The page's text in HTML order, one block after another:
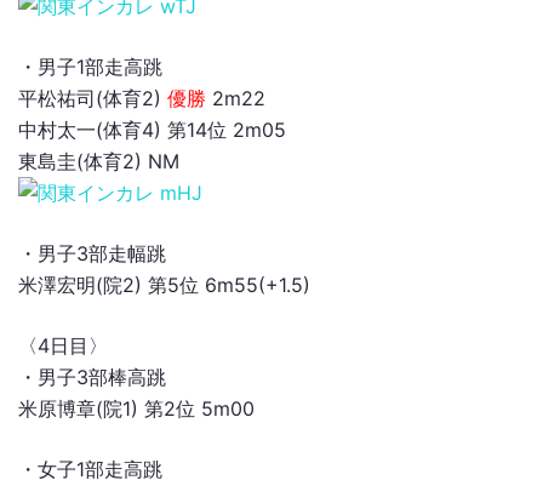
・男子1部走高跳
平松祐司(体育2) 優勝 2m22
中村太一(体育4) 第14位 2m05
東島圭(体育2) NM
・男子3部走幅跳
米澤宏明(院2) 第5位 6m55(+1.5)
〈4日目〉
・男子3部棒高跳
米原博章(院1) 第2位 5m00
・女子1部走高跳